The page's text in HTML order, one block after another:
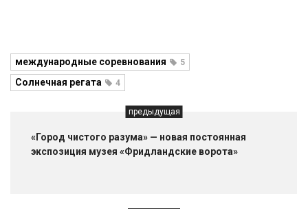
международные соревнования 5
Солнечная регата 4
предыдущая
«Город чистого разума» — новая постоянная
экспозиция музея «Фридландские ворота»